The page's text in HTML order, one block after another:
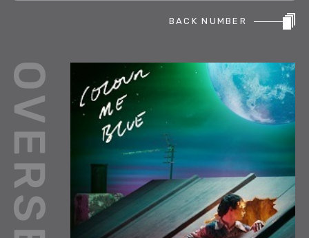
HEAVY ROTATION
DJ
FAQ
ONLINESHOP
BACK NUMBER